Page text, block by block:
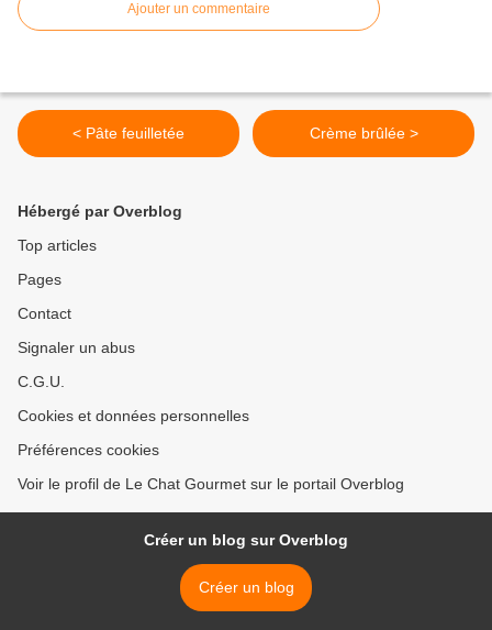
Ajouter un commentaire
< Pâte feuilletée Crème brûlée >
Hébergé par Overblog
Top articles
Pages
Contact
Signaler un abus
C.G.U.
Cookies et données personnelles
Préférences cookies
Voir le profil de Le Chat Gourmet sur le portail Overblog
Créer un blog sur Overblog
Créer un blog